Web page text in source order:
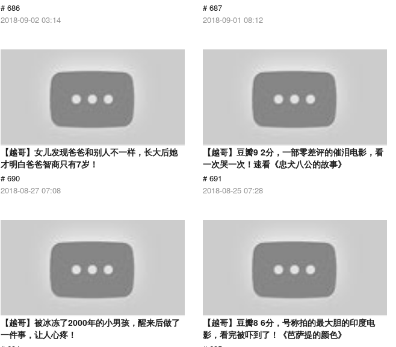
# 686
2018-09-02 03:14
# 687
2018-09-01 08:12
【越哥】女儿发现爸爸和别人不一样，长大后她
才明白爸爸智商只有7岁！
# 690
2018-08-27 07:08
【越哥】豆瓣9 2分，一部零差评的催泪电影，看
一次哭一次！速看《忠犬八公的故事》
# 691
2018-08-25 07:28
【越哥】被冰冻了2000年的小男孩，醒来后做了
一件事，让人心疼！
【越哥】豆瓣8 6分，号称拍的最大胆的印度电
影，看完被吓到了！《芭萨提的颜色》